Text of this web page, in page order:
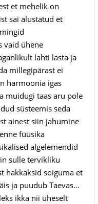
et mehelik on
sai alustatud et
vaid ühene
lahti lasta ja
millegipärast ei
harmoonia igas
muidugi taas aru pole
süsteemis seda
ainest siin jahumine
füüsika
algelemendid
sulle tervikliku
hakkaksid soiguma et
ja puudub Taevas...
ikka nii üheselt